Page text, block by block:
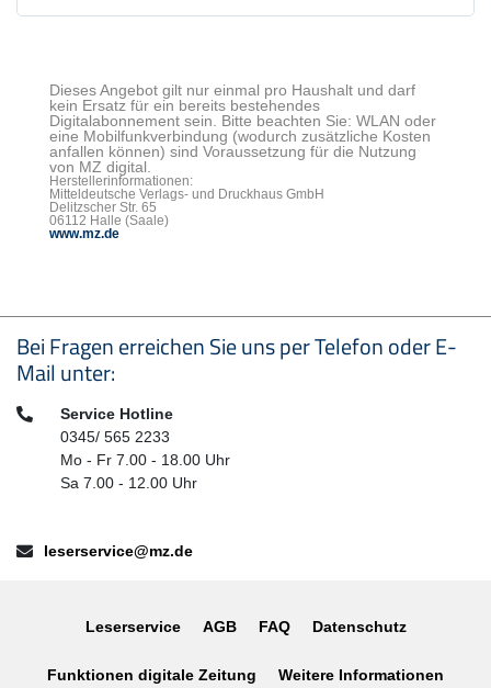
Dieses Angebot gilt nur einmal pro Haushalt und darf
kein Ersatz für ein bereits bestehendes
Digitalabonnement sein. Bitte beachten Sie: WLAN oder
eine Mobilfunkverbindung (wodurch zusätzliche Kosten
anfallen können) sind Voraussetzung für die Nutzung
von MZ digital.
Herstellerinformationen:
Mitteldeutsche Verlags- und Druckhaus GmbH
Delitzscher Str. 65
06112 Halle (Saale)
www.mz.de
Seitenfußbereich
Bei Fragen erreichen Sie uns per Telefon oder E-
Mail unter:
Telefon:Service Hotline
0345/ 565 2233
Mo - Fr 7.00 - 18.00 Uhr
Sa 7.00 - 12.00 Uhr
E-Mail:leserservice@mz.de
Leserservice AGB FAQ Datenschutz
Funktionen digitale Zeitung Weitere Informationen